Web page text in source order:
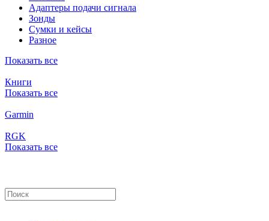
Адаптеры подачи сигнала
Зонды
Сумки и кейсы
Разное
Показать все
Книги
Показать все
Garmin
RGK
Показать все